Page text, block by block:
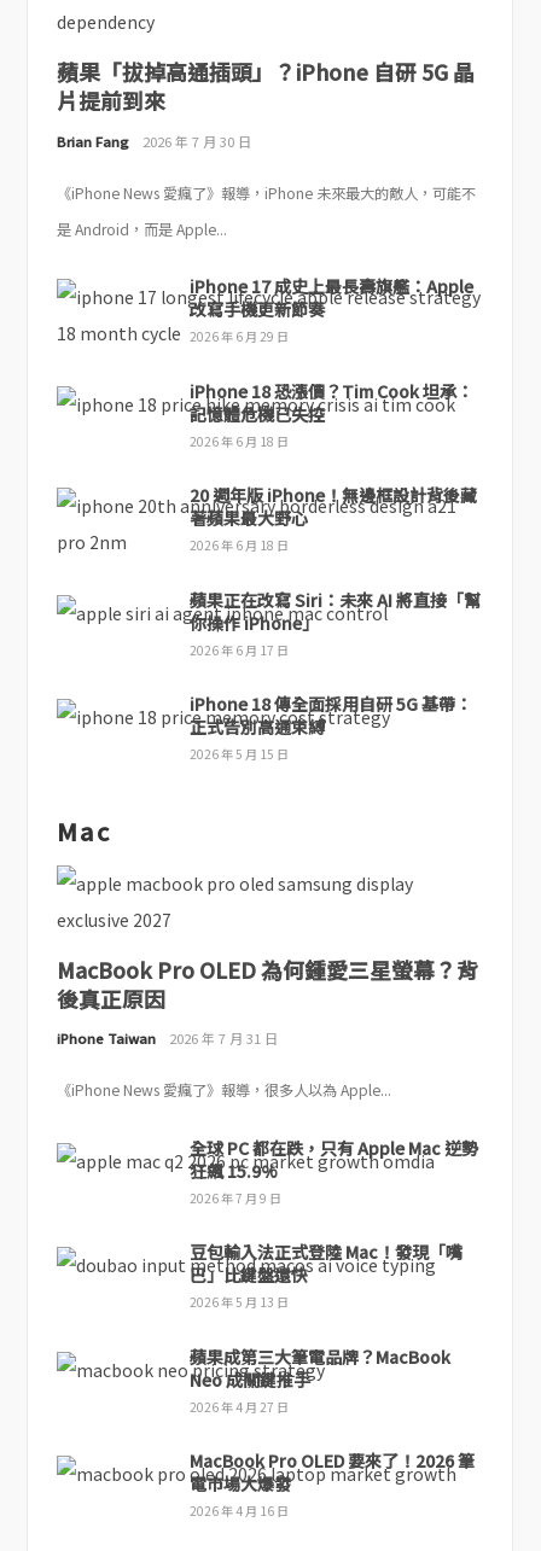
蘋果「拔掉高通插頭」？iPhone 自研 5G 晶
片提前到來
Brian Fang 2026 年 7 月 30 日
《iPhone News 愛瘋了》報導，iPhone 未來最大的敵人，可能不
是 Android，而是 Apple...
iPhone 17 成史上最長壽旗艦：Apple
改寫手機更新節奏
2026 年 6 月 29 日
iPhone 18 恐漲價？Tim Cook 坦承：
記憶體危機已失控
2026 年 6 月 18 日
20 週年版 iPhone！無邊框設計背後藏
著蘋果最大野心
2026 年 6 月 18 日
蘋果正在改寫 Siri：未來 AI 將直接「幫
你操作 iPhone」
2026 年 6 月 17 日
iPhone 18 傳全面採用自研 5G 基帶：
正式告別高通束縛
2026 年 5 月 15 日
Mac
MacBook Pro OLED 為何鍾愛三星螢幕？背
後真正原因
iPhone Taiwan 2026 年 7 月 31 日
《iPhone News 愛瘋了》報導，很多人以為 Apple...
全球 PC 都在跌，只有 Apple Mac 逆勢
狂飆 15.9%
2026 年 7 月 9 日
豆包輸入法正式登陸 Mac！發現「嘴
巴」比鍵盤還快
2026 年 5 月 13 日
蘋果成第三大筆電品牌？MacBook
Neo 成關鍵推手
2026 年 4 月 27 日
MacBook Pro OLED 要來了！2026 筆
電市場大爆發
2026 年 4 月 16 日